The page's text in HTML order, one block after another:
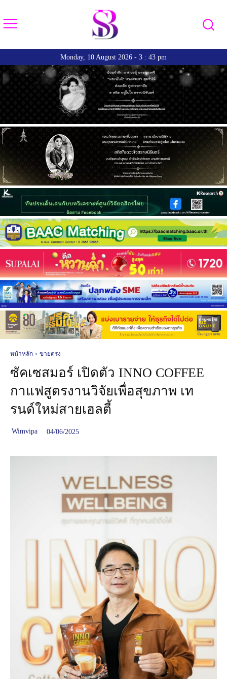
Monday, 10 August 2026 - 3 : 43 pm
หน้าหลัก ขายตรง
ซัคเซสมอร์ เปิดตัว INNO COFFEE
กาแฟสูตรงานวิจัยเพื่อสุขภาพ เท
รนด์ใหม่สายเฮลตี้
Wimvipa 04/06/2025